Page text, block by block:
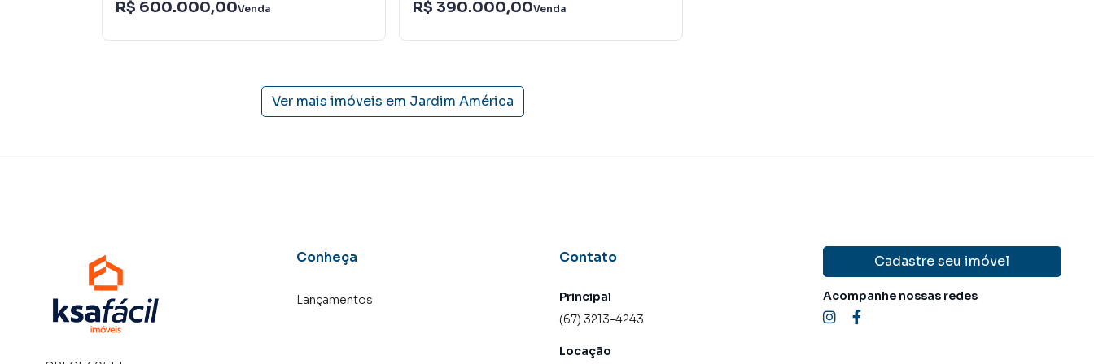
R$ 600.000,00Venda R$ 390.000,00Venda
Ver mais imóveis em Jardim América
Conheça
Lançamentos
Contato
Principal
(67) 3213-4243
Locação
Cadastre seu imóvel
Acompanhe nossas redes